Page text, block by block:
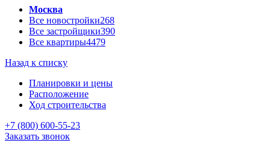
Москва
Все новостройки268
Все застройщики390
Все квартиры4479
Назад к списку
Планировки и цены
Расположение
Ход строительства
+7 (800) 600-55-23
Заказать звонок